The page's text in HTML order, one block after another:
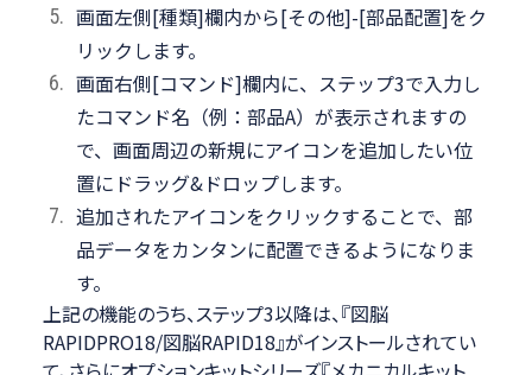
画面左側[種類]欄内から[その他]-[部品配置]をク
リックします。
画面右側[コマンド]欄内に、ステップ3で入力し
たコマンド名（例：部品A）が表示されますの
で、画面周辺の新規にアイコンを追加したい位
置にドラッグ&ドロップします。
追加されたアイコンをクリックすることで、部
品データをカンタンに配置できるようになりま
す。
上記の機能のうち、ステップ3以降は、『図脳
RAPIDPRO18/図脳RAPID18』がインストールされてい